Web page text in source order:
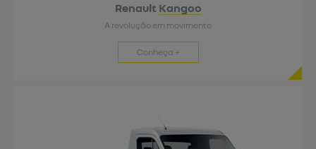
Renault Kangoo
A revolução em movimento
Conheça +